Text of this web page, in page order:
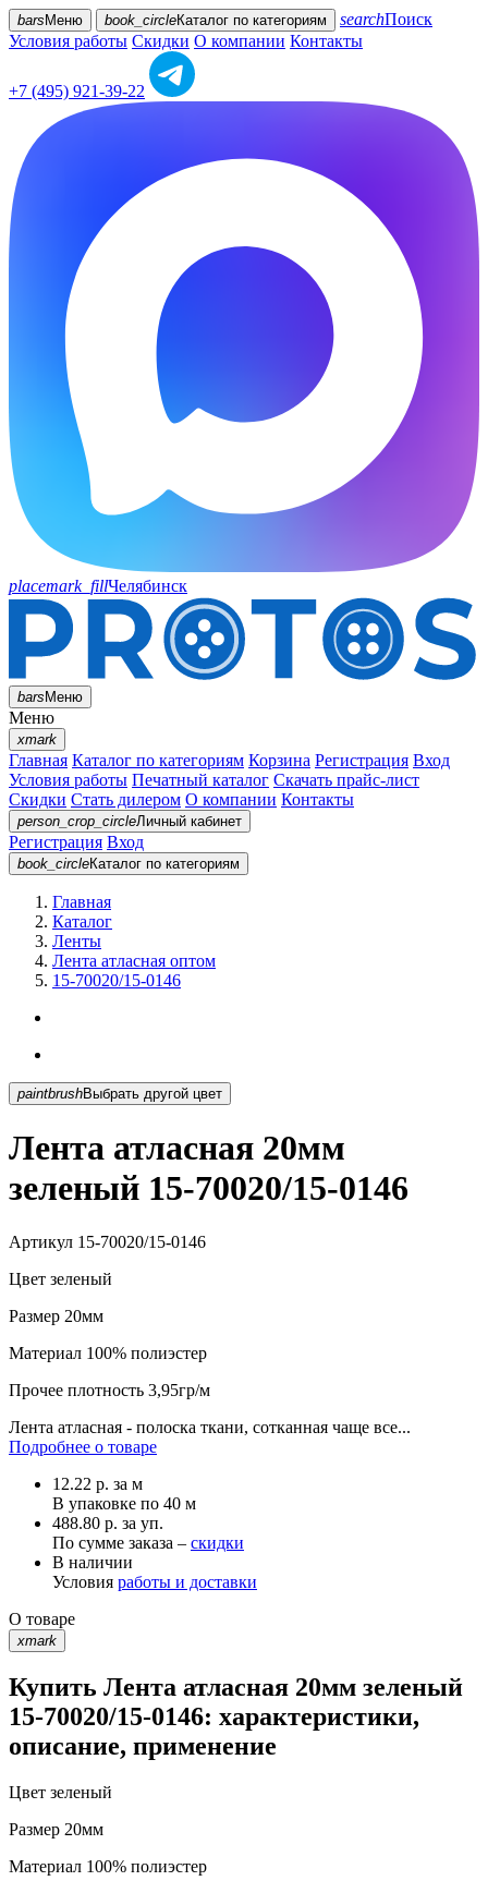
bars Меню book_circleКаталог по категориям searchПоиск
Условия работы Скидки О компании Контакты
+7 (495) 921-39-22
placemark_fillЧелябинск
barsМеню
Меню
xmark
Главная Каталог по категориям Корзина Регистрация Вход
Условия работы Печатный каталог Скачать прайс-лист
Скидки Стать дилером О компании Контакты
person_crop_circleЛичный кабинет
Регистрация Вход
book_circleКаталог по категориям
Главная
Каталог
Ленты
Лента атласная оптом
15-70020/15-0146
paintbrush Выбрать другой цвет
Лента атласная 20мм
зеленый 15-70020/15-0146
Артикул 15-70020/15-0146
Цвет зеленый
Размер 20мм
Материал 100% полиэстер
Прочее плотность 3,95гр/м
Лента атласная - полоска ткани, сотканная чаще все...
Подробнее о товаре
12.22 р. за м
В упаковке по 40 м
488.80 р. за уп.
По сумме заказа – скидки
В наличии
Условия работы и доставки
О товаре
xmark
Купить Лента атласная 20мм зеленый
15-70020/15-0146: характеристики,
описание, применение
Цвет зеленый
Размер 20мм
Материал 100% полиэстер